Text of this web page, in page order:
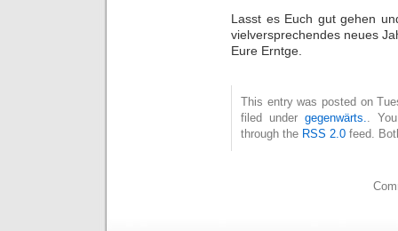
Lasst es Euch gut gehen
vielversprechendes neues
Eure Erntge.
This entry was posted on
filed undergegenwärts..
through the RSS 2.0 feed.